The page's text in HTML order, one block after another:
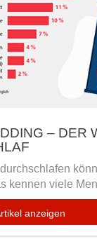
– DER
kennen viele
anzeigen